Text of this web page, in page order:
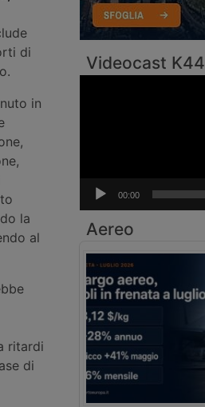
di
in
la
al
ritardi
di
Videocast K44
00:00
Aereo